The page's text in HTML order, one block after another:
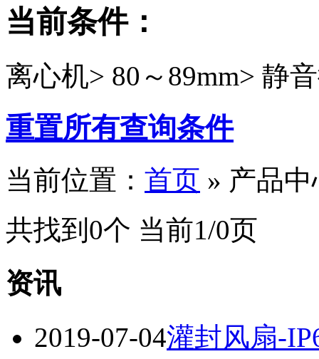
当前条件：
离心机> 80～89mm> 静
重置所有查询条件
当前位置： 首页 » 产品
共找到0个 当前1/0页
资讯
2019-07-04灌封风扇-